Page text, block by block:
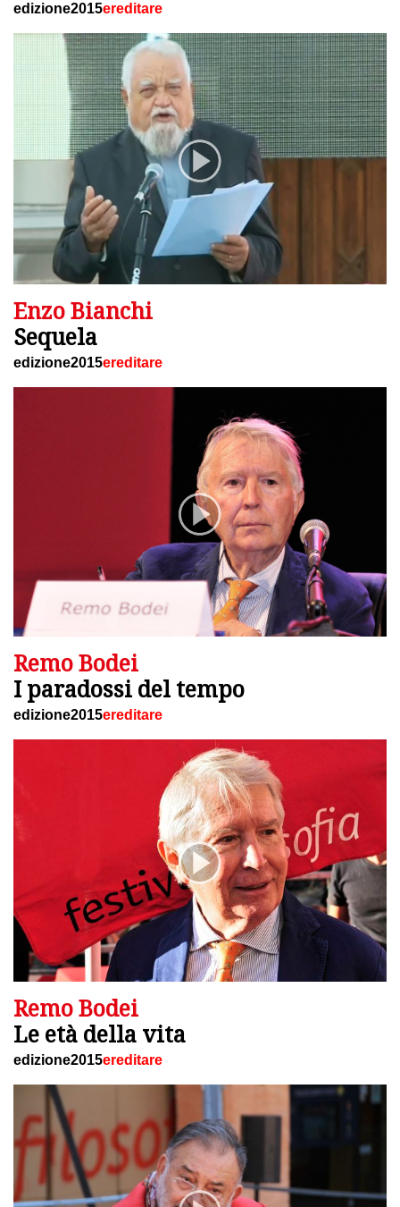
edizione2015ereditare
Enzo Bianchi
Sequela
edizione2015ereditare
Remo Bodei
I paradossi del tempo
edizione2015ereditare
Remo Bodei
Le età della vita
edizione2015ereditare